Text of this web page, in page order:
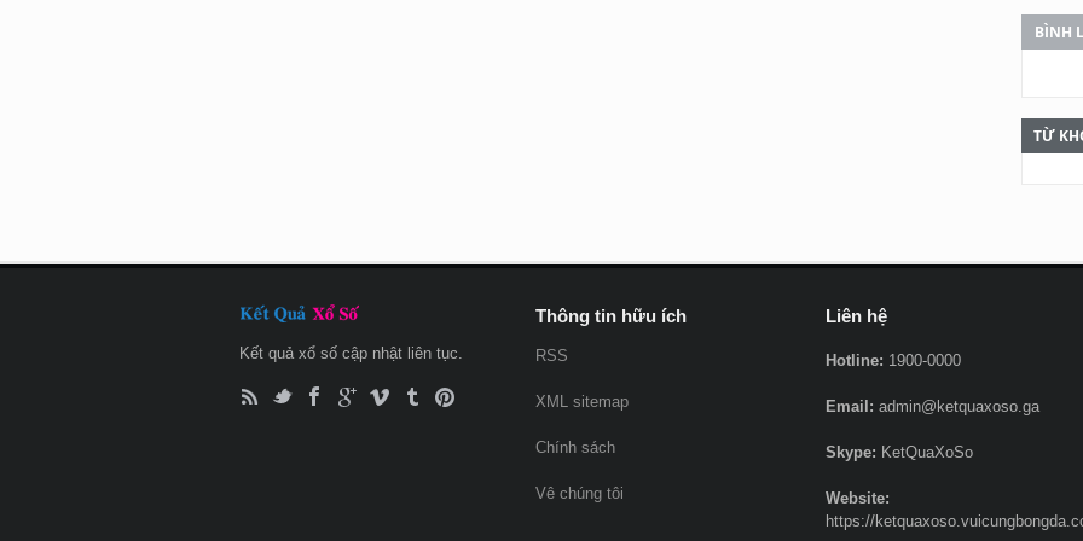
BÌNH
TỪ
Kết quả xổ số cập nhật liên tục.
Thông tin hữu ích
RSS
XML sitemap
Chính sách
Vê chúng tôi
Liên hệ
Hotline: 1900-0000
Email: admin@ketquaxoso.ga
Skype: KetQuaXoSo
Website:
https://